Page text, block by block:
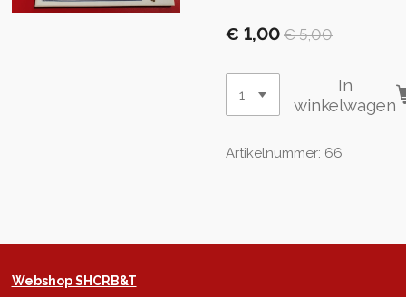
€ 1,00 € 5,00
In
winkelwagen
Artikelnummer: 66
Webshop SHCRB&T